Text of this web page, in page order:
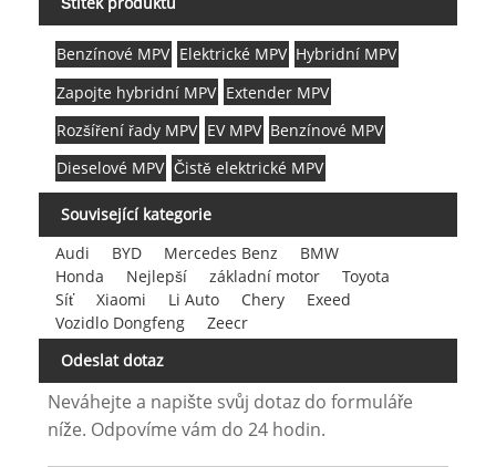
Benzínové MPV Elektrické MPV Hybridní MPV
Zapojte hybridní MPV Extender MPV
Rozšíření řady MPV EV MPV Benzínové MPV
Dieselové MPV Čistě elektrické MPV
Související kategorie
Audi
BYD Mercedes Benz
BMW
Honda
Nejlepší základní motor
Toyota
Síť
Xiaomi Li Auto Chery
Exeed
Vozidlo Dongfeng
Zeecr
Odeslat dotaz
Neváhejte a napište svůj dotaz do formuláře
níže. Odpovíme vám do 24 hodin.